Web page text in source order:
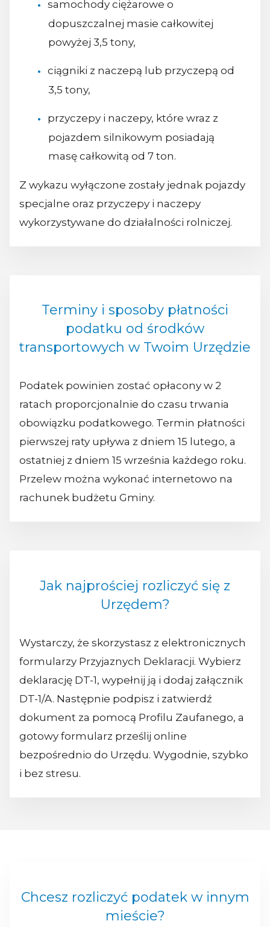
samochody ciężarowe o
dopuszczalnej masie całkowitej
powyżej 3,5 tony,
ciągniki z naczepą lub przyczepą od
3,5 tony,
przyczepy i naczepy, które wraz z
pojazdem silnikowym posiadają
masę całkowitą od 7 ton.
Z wykazu wyłączone zostały jednak pojazdy
specjalne oraz przyczepy i naczepy
wykorzystywane do działalności rolniczej.
Terminy i sposoby płatności
podatku od środków
transportowych w Twoim Urzędzie
Podatek powinien zostać opłacony w 2
ratach proporcjonalnie do czasu trwania
obowiązku podatkowego. Termin płatności
pierwszej raty upływa z dniem 15 lutego, a
ostatniej z dniem 15 września każdego roku.
Przelew można wykonać internetowo na
rachunek budżetu Gminy.
Jak najprościej rozliczyć się z
Urzędem?
Wystarczy, że skorzystasz z elektronicznych
formularzy Przyjaznych Deklaracji. Wybierz
deklarację DT-1, wypełnij ją i dodaj załącznik
DT-1/A. Następnie podpisz i zatwierdź
dokument za pomocą Profilu Zaufanego, a
gotowy formularz prześlij online
bezpośrednio do Urzędu. Wygodnie, szybko
i bez stresu.
Chcesz rozliczyć podatek w innym
mieście?